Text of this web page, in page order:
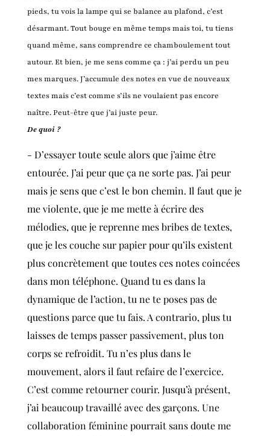
pieds, tu vois la lampe qui se balance au plafond, c’est
désarmant. Tout bouge en même temps mais toi, tu tiens
quand même, sans comprendre ce chamboulement tout
autour. Et bien, je me sens comme ça : j’ai perdu un peu
mes marques. J’accumule des notes en vue de nouveaux
textes mais c’est comme s’ils ne voulaient pas encore
naître. Peut-être que j’ai juste peur.
De quoi ?
- D’essayer toute seule alors que j’aime être
entourée. J’ai peur que ça ne sorte pas. J’ai peur
mais je sens que c’est le bon chemin. Il faut que je
me violente, que je me mette à écrire des
mélodies, que je reprenne mes bribes de textes,
que je les couche sur papier pour qu’ils existent
plus concrètement que toutes ces notes coincées
dans mon téléphone. Quand tu es dans la
dynamique de l’action, tu ne te poses pas de
questions parce que tu fais. A contrario, plus tu
laisses de temps passer passivement, plus ton
corps se refroidit. Tu n’es plus dans le
mouvement, alors il faut refaire de l’exercice.
C’est comme retourner courir. Jusqu’à présent,
j’ai beaucoup travaillé avec des garçons. Une
collaboration féminine pourrait sans doute me